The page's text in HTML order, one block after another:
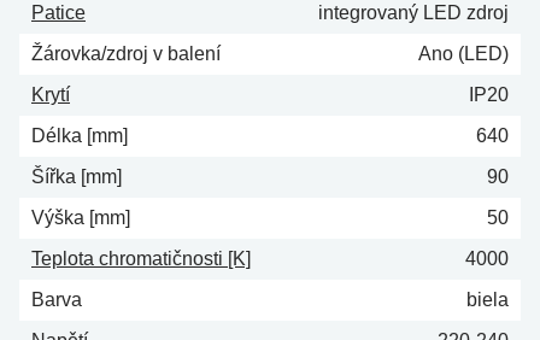
Patice
integrovaný LED zdroj
Žárovka/zdroj v balení
Ano (LED)
Krytí
IP20
Délka [mm]
640
Šířka [mm]
90
Výška [mm]
50
Teplota chromatičnosti [K]
4000
Barva
biela